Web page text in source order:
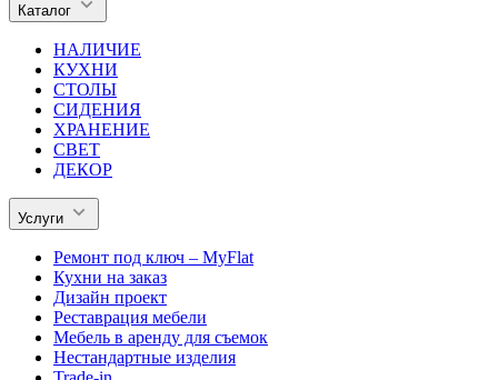
Каталог
НАЛИЧИЕ
КУХНИ
СТОЛЫ
СИДЕНИЯ
ХРАНЕНИЕ
СВЕТ
ДЕКОР
Услуги
Ремонт под ключ – MyFlat
Кухни на заказ
Дизайн проект
Реставрация мебели
Мебель в аренду для съемок
Нестандартные изделия